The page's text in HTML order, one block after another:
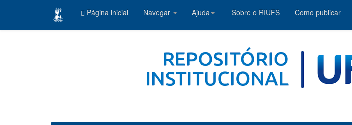
Página inicial Navegar Ajuda Sobre o RIUFS Como publicar